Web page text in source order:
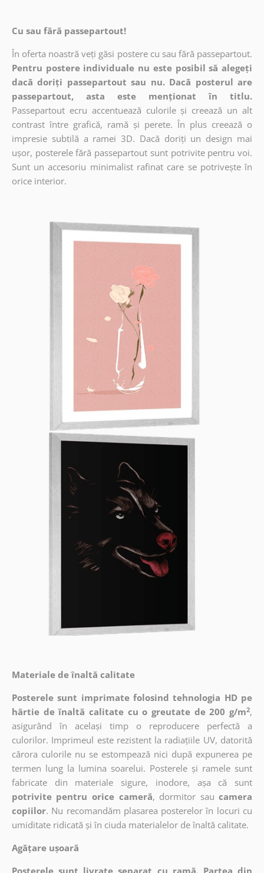
Cu sau fără passepartout!
În oferta noastră veți găsi postere cu sau fără passepartout.
Pentru postere individuale nu este posibil să alegeți
dacă doriți passepartout sau nu. Dacă posterul are
passepartout, asta este menționat în titlu.
Passepartout ecru accentuează culorile și creează un alt
contrast între grafică, ramă și perete. În plus creează o
impresie subtilă a ramei 3D. Dacă doriți un design mai
ușor, posterele fără passepartout sunt potrivite pentru voi.
Sunt un accesoriu minimalist rafinat care se potrivește în
orice interior.
Materiale de înaltă calitate
Posterele sunt imprimate folosind tehnologia HD pe
hârtie de înaltă calitate cu o greutate de 200 g/m2,
asigurând în același timp o reproducere perfectă a
culorilor. Imprimeul este rezistent la radiațiile UV, datorită
cărora culorile nu se estompează nici după expunerea pe
termen lung la lumina soarelui. Posterele și ramele sunt
fabricate din materiale sigure, inodore, așa că sunt
potrivite pentru orice cameră, dormitor sau camera
copiilor. Nu recomandăm plasarea posterelor în locuri cu
umiditate ridicată și în ciuda materialelor de înaltă calitate.
Agățare ușoară